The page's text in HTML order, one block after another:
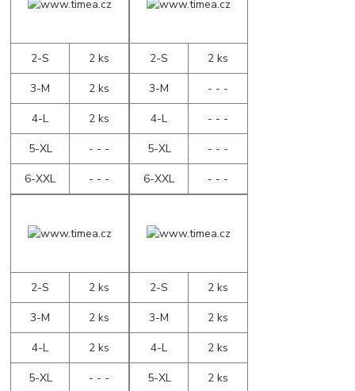
2-S
2 ks
3-M
2 ks
4-L
2 ks
5-XL
- - -
6-XXL
- - -
2-S
2 ks
3-M
- - -
4-L
- - -
5-XL
- - -
6-XXL
- - -
2-S
2 ks
3-M
2 ks
4-L
2 ks
5-XL
- - -
2-S
2 ks
3-M
2 ks
4-L
2 ks
5-XL
2 ks